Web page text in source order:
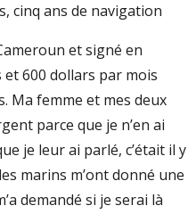
cinq ans de navigation
et signé en
600 dollars par mois
Ma femme et mes deux
parce que je n’en ai
je leur ai parlé, c’était il y
marins m’ont donné une
demandé si je serai là